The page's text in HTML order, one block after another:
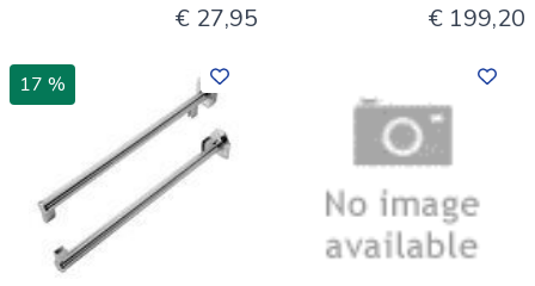
€ 27,95 € 199,20
17 %